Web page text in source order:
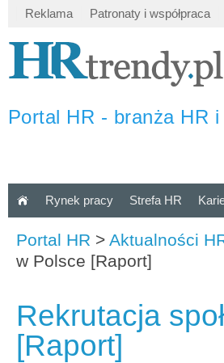
Reklama Patronaty i współpraca
Portal HR - branża HR
Rynek pracy Strefa HR
Portal HR > Aktualności
w Polsce [Raport]
Rekrutacja
[Raport]